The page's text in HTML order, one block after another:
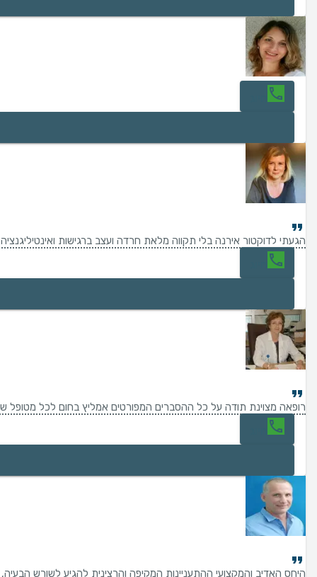
הגעתי לדוקטור אירנה בלי תקווה מלאת חרדה ועצב ברגישות
רופאה מצוינת תודה על כל ההסברים המפורטים אמליץ בחום לכל מטופל
היחס האדיב והמקצועי ההתעניינות המקיפה והרצינית להגיע לשורש הבעיה,